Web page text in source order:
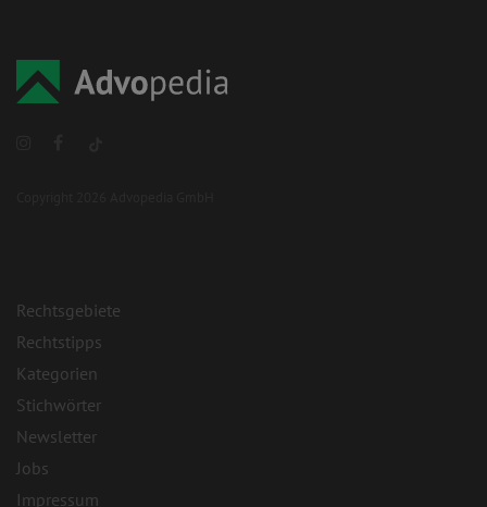
Rechtsgebiete
Rechtstipps
Kategorien
Stichwörter
Newsletter
Jobs
Impressum